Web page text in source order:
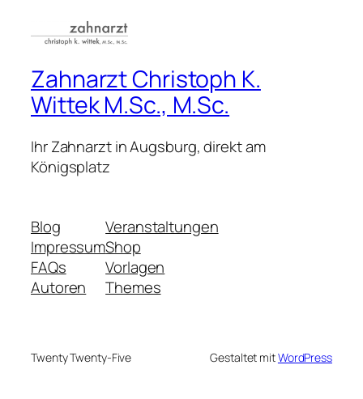
Zahnarzt Christoph K.
Wittek M.Sc., M.Sc.
Ihr Zahnarzt in Augsburg, direkt am
Königsplatz
Blog
Impressum
FAQs
Autoren
Veranstaltungen
Shop
Vorlagen
Themes
Twenty Twenty-Five Gestaltet mitWordPress